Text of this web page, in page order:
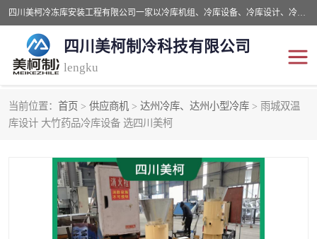
四川美柯冷冻库安装工程有限公司一家以冷库机组、冷库设备、冷库设计、冷冻库设备销售、冷库安装、冻库安装价格及技术服务为一体的综合企业，咨询热线：同等设备材料优惠10% 。公司各种类型安装组合式冷库、冷冻库、冷藏库、气调保鲜库、并提供成套设备供应、安装与调试、维护与维修、技术咨询、操作维修人员技术培训等
四川美柯制冷科技有限公司
lengku
当前位置： 首页 > 供应商机 > 达州冷库、达州小型冷库 > 雨城双温
库设计 大竹药品冷库设备 选四川美柯
冷库安装，冷库价格
成都冻库，成都冻库价格 绵阳冻库,绵阳保鲜冷库
德阳冻库安装，德阳冷库 广元冻库安装,广元冻库造
价
南充冻库设计,南充冻库安 遂宁冻库